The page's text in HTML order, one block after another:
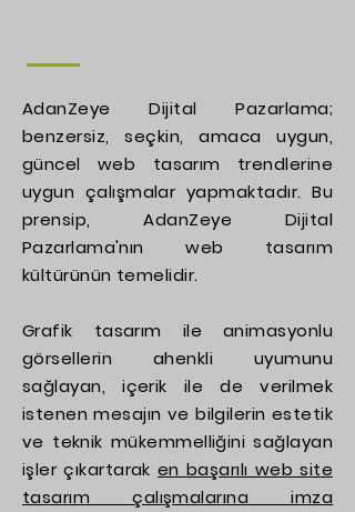
AdanZeye Dijital Pazarlama;
benzersiz, seçkin, amaca uygun,
güncel web tasarım trendlerine
uygun çalışmalar yapmaktadır. Bu
prensip, AdanZeye Dijital
Pazarlama'nın web tasarım
kültürünün temelidir.
Grafik tasarım ile animasyonlu
görsellerin ahenkli uyumunu
sağlayan, içerik ile de verilmek
istenen mesajın ve bilgilerin estetik
ve teknik mükemmelliğini sağlayan
işler çıkartarak en başarılı web site
tasarım çalışmalarına imza